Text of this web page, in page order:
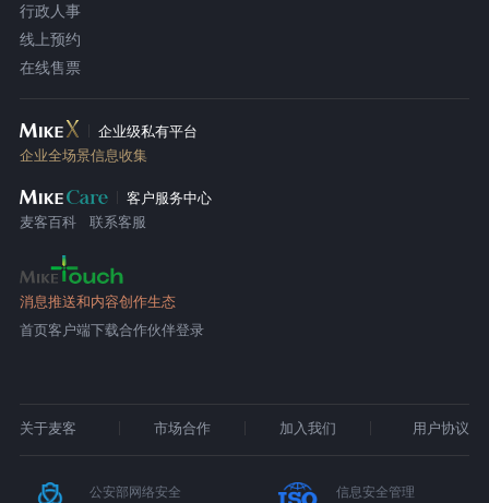
行政人事
线上预约
在线售票
企业级私有平台
企业全场景信息收集
客户服务中心
麦客百科
联系客服
消息推送和内容创作生态
首页客户端下载合作伙伴登录
关于麦客 市场合作 加入我们 用户协议
公安部网络安全
信息安全管理